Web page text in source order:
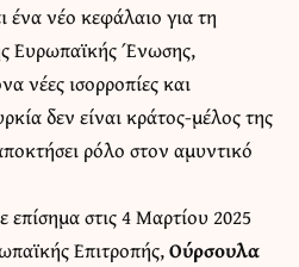
ένα νέο κεφάλαιο για τη
Ευρωπαϊκής Ένωσης,
νέες ισορροπίες και
δεν είναι κράτος-μέλος της
ρόλο στον αμυντικό
στις 4 Μαρτίου 2025
Επιτροπής,Ούρσουλα